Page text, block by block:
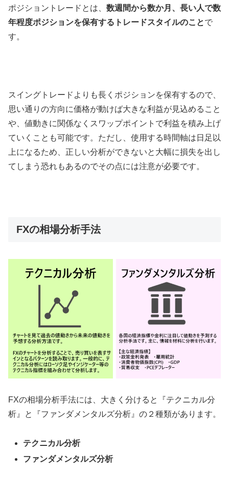
ポジショントレードとは、 数週間から数か月、長い人で数
年程度ポジションを保有するトレードスタイルのことで
す。
スイングトレードよりも長くポジションを保有するので、
思い通りの方向に価格が動けば大きな利益が見込めること
や、値動きに関係なくスワップポイントで利益を積み上げ
ていくことも可能です。ただし、使用する時間軸は日足以
上になるため、正しい分析ができないと大幅に損失を出し
てしまう恐れもあるのでその点には注意が必要です。
FXの相場分析手法
FXの相場分析手法には、大きく分けると『テクニカル分
析』と『ファンダメンタルズ分析』の２種類があります。
テクニカル分析
ファンダメンタルズ分析